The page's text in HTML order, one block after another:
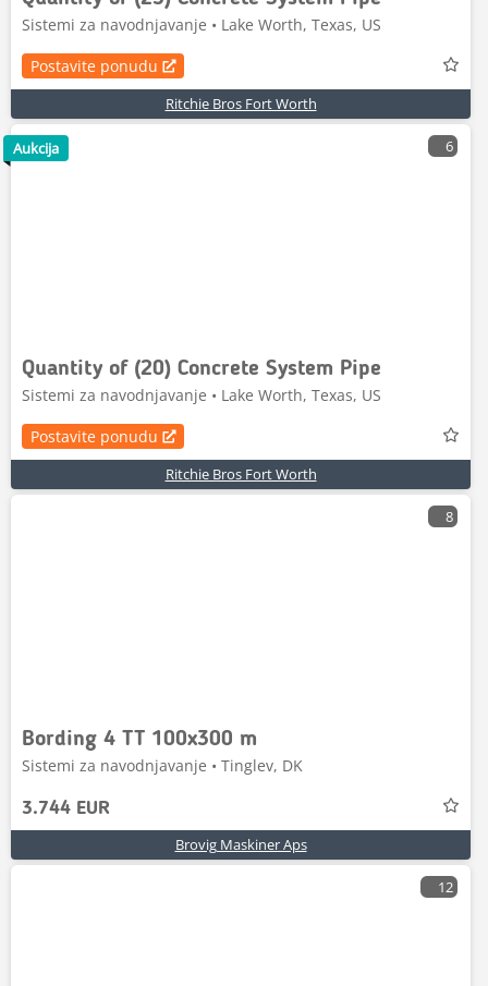
Sistemi za navodnjavanje • Lake Worth, Texas, US
Postavite ponudu
Ritchie Bros Fort Worth
6
Quantity of (20) Concrete System Pipe
Sistemi za navodnjavanje • Lake Worth, Texas, US
Postavite ponudu
Ritchie Bros Fort Worth
Aukcija
8
Bording 4 TT 100x300 m
Sistemi za navodnjavanje • Tinglev, DK
3.744 EUR
Brovig Maskiner Aps
12